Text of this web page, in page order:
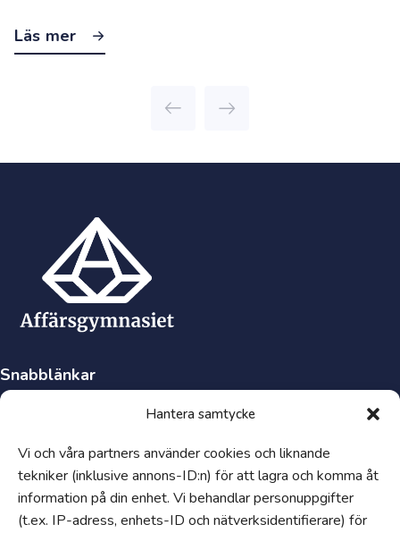
Hantera samtycke
Vi och våra partners använder cookies och liknande
tekniker (inklusive annons-ID:n) för att lagra och komma åt
information på din enhet. Vi behandlar personuppgifter
(t.ex. IP-adress, enhets-ID och nätverksidentifierare) för
Läs mer
Snabblänkar
Tillgänglighetsredogörelse
Hantering av personuppgifter och cookies
Uppförandekod